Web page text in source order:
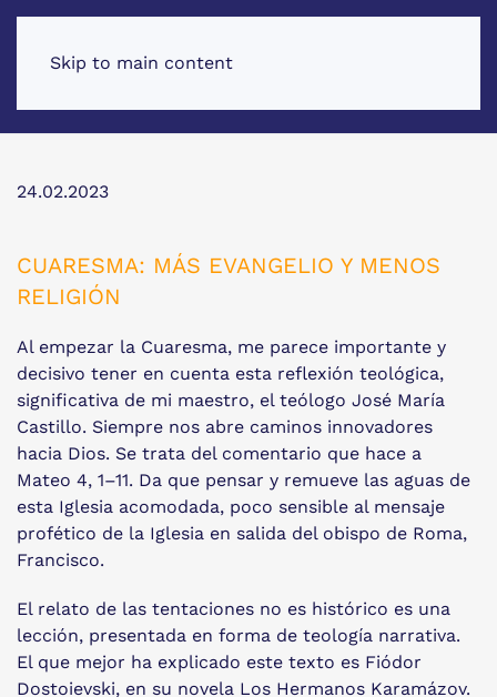
Skip to main content
24.02.2023
CUARESMA: MÁS EVANGELIO Y MENOS
RELIGIÓN
Al empezar la Cuaresma, me parece importante y
decisivo tener en cuenta esta reflexión teológica,
significativa de mi maestro, el teólogo José María
Castillo. Siempre nos abre caminos innovadores
hacia Dios. Se trata del comentario que hace a
Mateo 4, 1–11. Da que pensar y remueve las aguas de
esta Iglesia acomodada, poco sensible al mensaje
profético de la Iglesia en salida del obispo de Roma,
Francisco.
El relato de las tentaciones no es histórico es una
lección, presentada en forma de teología narrativa.
El que mejor ha explicado este texto es Fiódor
Dostoievski, en su novela Los Hermanos Karamázov.